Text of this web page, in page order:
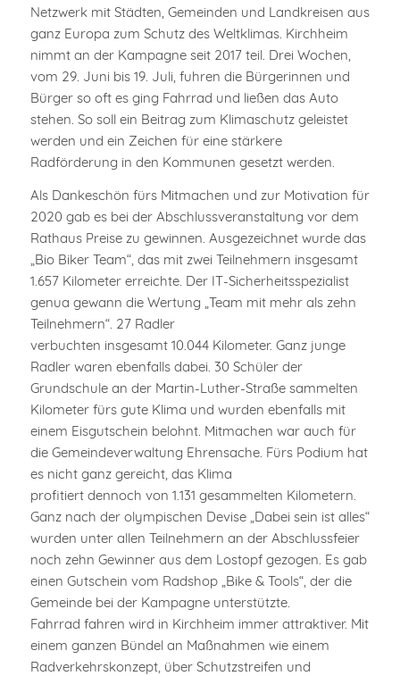
Netzwerk mit Städten, Gemeinden und Landkreisen aus
ganz Europa zum Schutz des Weltklimas. Kirchheim
nimmt an der Kampagne seit 2017 teil. Drei Wochen,
vom 29. Juni bis 19. Juli, fuhren die Bürgerinnen und
Bürger so oft es ging Fahrrad und ließen das Auto
stehen. So soll ein Beitrag zum Klimaschutz geleistet
werden und ein Zeichen für eine stärkere
Radförderung in den Kommunen gesetzt werden.
Als Dankeschön fürs Mitmachen und zur Motivation für
2020 gab es bei der Abschlussveranstaltung vor dem
Rathaus Preise zu gewinnen. Ausgezeichnet wurde das
„Bio Biker Team“, das mit zwei Teilnehmern insgesamt
1.657 Kilometer erreichte. Der IT-Sicherheitsspezialist
genua gewann die Wertung „Team mit mehr als zehn
Teilnehmern“. 27 Radler
verbuchten insgesamt 10.044 Kilometer. Ganz junge
Radler waren ebenfalls dabei. 30 Schüler der
Grundschule an der Martin-Luther-Straße sammelten
Kilometer fürs gute Klima und wurden ebenfalls mit
einem Eisgutschein belohnt. Mitmachen war auch für
die Gemeindeverwaltung Ehrensache. Fürs Podium hat
es nicht ganz gereicht, das Klima
profitiert dennoch von 1.131 gesammelten Kilometern.
Ganz nach der olympischen Devise „Dabei sein ist alles“
wurden unter allen Teilnehmern an der Abschlussfeier
noch zehn Gewinner aus dem Lostopf gezogen. Es gab
einen Gutschein vom Radshop „Bike & Tools“, der die
Gemeinde bei der Kampagne unterstützte.
Fahrrad fahren wird in Kirchheim immer attraktiver. Mit
einem ganzen Bündel an Maßnahmen wie einem
Radverkehrskonzept, über Schutzstreifen und